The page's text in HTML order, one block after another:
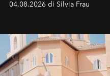
04.08.2026 di Silvia Frau